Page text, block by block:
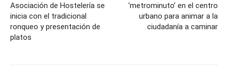
Asociación de Hostelería se
inicia con el tradicional
ronqueo y presentación de
platos
‘metrominuto’ en el centro
urbano para animar a la
ciudadanía a caminar